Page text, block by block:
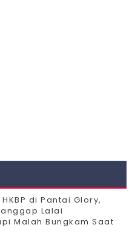
di Pantai Glory,
Lalai
Malah Bungkam Saat